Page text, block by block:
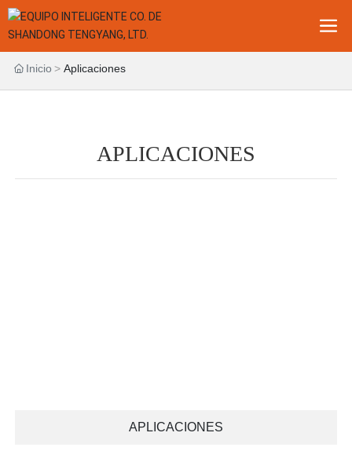
Inicio Aplicaciones
APLICACIONES
APLICACIONES